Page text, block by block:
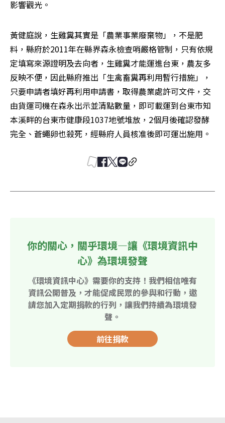
影響觀光。
黃健庭說，生雞糞其實是「農業事業廢棄物」，不是肥
料，縣府於2011年在縣界森永檢查哨嚴格管制，只有依規
定填寫來源證明及去向者，生雞糞才能運進台東，農友多
反映不便，因此縣府推出「生禽畜糞再利用暫行措施」，
只要申請者填好再利用申請書，取得農業處許可文件，交
由貨運司機在森永出示並清點數量，即可載運到台東市知
本溪畔的台東市健康段1037地號堆放，2個月後確認發酵
完全、蒼蠅卵也殺死，經縣府人員核准後即可運出施用。
你的關心，關乎環境—讓《環境資訊中
心》為環境發聲
《環境資訊中心》需要你的支持！我們相信唯有
資訊公開普及，才能促成民眾的參與和行動，邀
請您加入定期捐款的行列，讓我們持續為環境發
聲。
前往捐款